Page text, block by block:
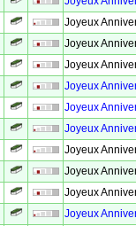
Joyeux
Joyeux
Joyeux
Joyeux
Joyeux
Joyeux
Joyeux
Joyeux
Joyeux
Joyeux